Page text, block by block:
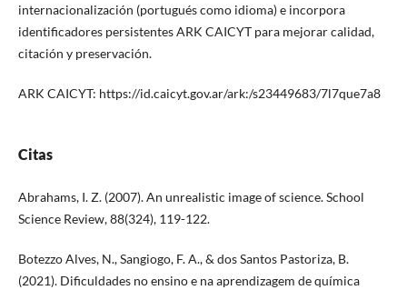
internacionalización (portugués como idioma) e incorpora
identificadores persistentes ARK CAICYT para mejorar calidad,
citación y preservación.
ARK CAICYT: https://id.caicyt.gov.ar/ark:/s23449683/7l7que7a8
Citas
Abrahams, I. Z. (2007). An unrealistic image of science. School
Science Review, 88(324), 119-122.
Botezzo Alves, N., Sangiogo, F. A., & dos Santos Pastoriza, B.
(2021). Dificuldades no ensino e na aprendizagem de química